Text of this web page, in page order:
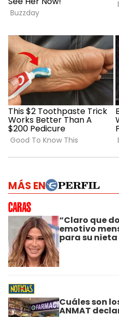
MÁS EN
“Claro que
emotivo
para su nieta
Cuáles son
ANMAT